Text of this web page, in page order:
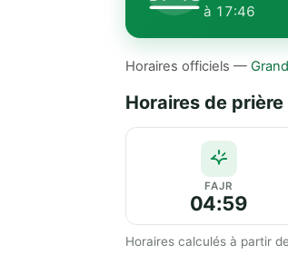
à 17:46
Horaires officiels —
Horaires de
FAJR
04:59
Horaires calculés à partir